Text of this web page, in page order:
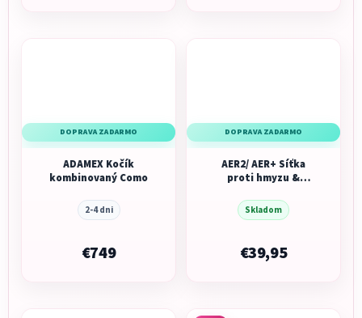
DOPRAVA ZADARMO
ADAMEX Kočík
kombinovaný Como
2-4 dni
€749
DOPRAVA ZADARMO
AER2/ AER+ Síťka
proti hmyzu &
Skladom
€39,95